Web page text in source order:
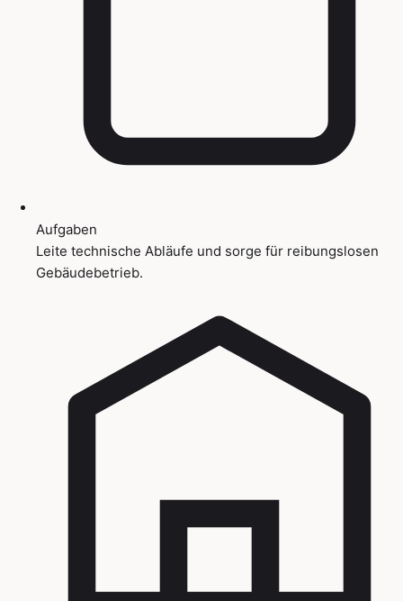
Aufgaben
Leite technische Abläufe und sorge für reibungslosen
Gebäudebetrieb.